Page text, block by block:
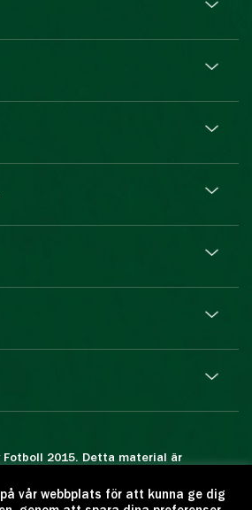
Fotboll 2015. Detta material är
annan kopiering är förbjuden.
vår webbplats för att kunna ge dig